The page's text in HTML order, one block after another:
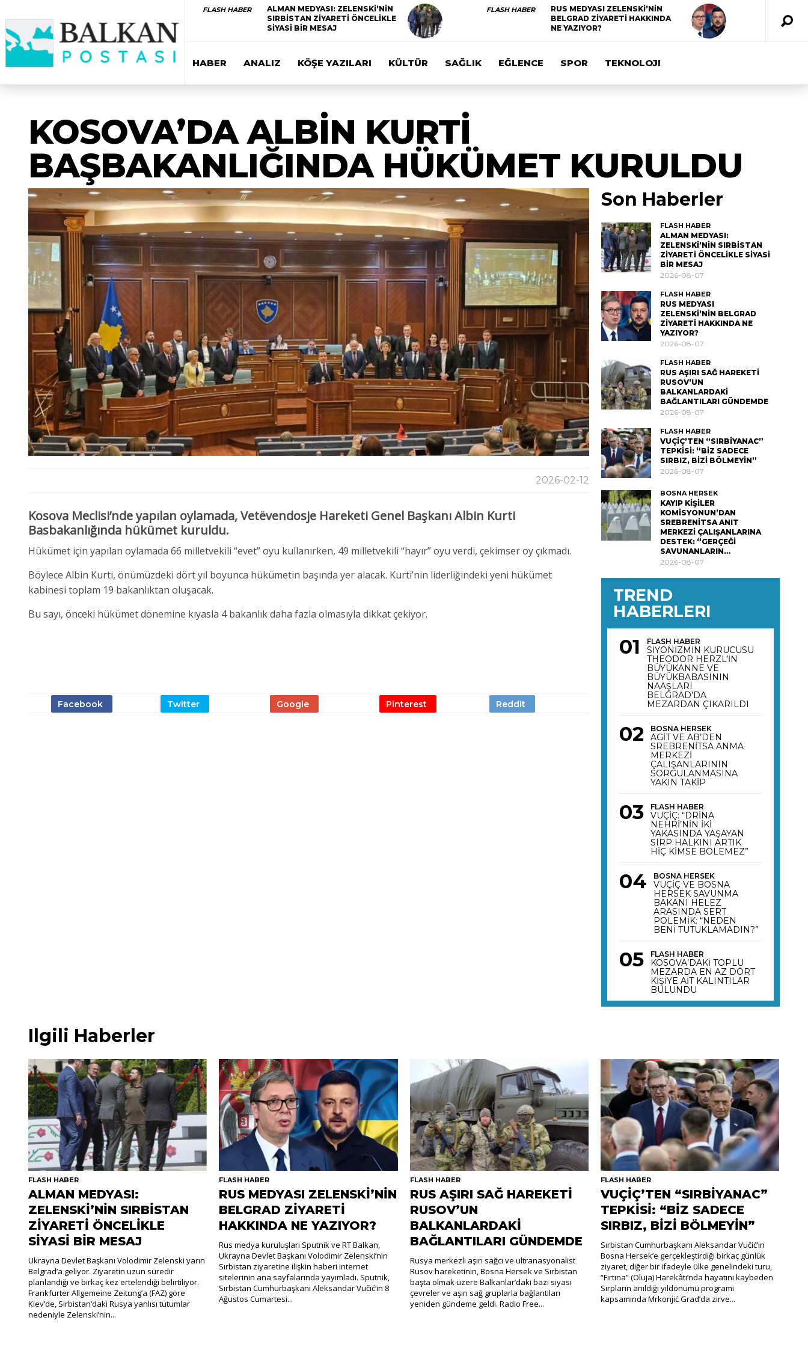
FLASH HABER
ALMAN MEDYASI: ZELENSKİ’NİN
SIRBİSTAN ZİYARETİ ÖNCELİKLE
SİYASİ BİR MESAJ
FLASH HABER
RUS MEDYASI ZELENSKİ’NİN
BELGRAD ZİYARETİ HAKKINDA
NE YAZIYOR?
HABER ANALIZ KÖŞE YAZILARI KÜLTÜR SAĞLIK EĞLENCE SPOR TEKNOLOJI
KOSOVA’DA ALBİN KURTİ
BAŞBAKANLIĞINDA HÜKÜMET KURULDU
2026-02-12
Kosova Meclisi’nde yapılan oylamada, Vetëvendosje Hareketi Genel Başkanı Albin Kurti
Basbakanlığında hükümet kuruldu.
Hükümet için yapılan oylamada 66 milletvekili “evet” oyu kullanırken, 49 milletvekili “hayır” oyu verdi, çekimser oy çıkmadı.
Böylece Albin Kurti, önümüzdeki dört yıl boyunca hükümetin başında yer alacak. Kurti’nin liderliğindeki yeni hükümet
kabinesi toplam 19 bakanlıktan oluşacak.
Bu sayı, önceki hükümet dönemine kıyasla 4 bakanlık daha fazla olmasıyla dikkat çekiyor.
Son Haberler
FLASH HABER
ALMAN MEDYASI:
ZELENSKİ’NİN SIRBİSTAN
ZİYARETİ ÖNCELİKLE SİYASİ
BİR MESAJ
2026-08-07
FLASH HABER
RUS MEDYASI
ZELENSKİ’NİN BELGRAD
ZİYARETİ HAKKINDA NE
YAZIYOR?
2026-08-07
FLASH HABER
RUS AŞIRI SAĞ HAREKETİ
RUSOV’UN
BALKANLARDAKİ
BAĞLANTILARI GÜNDEMDE
2026-08-07
FLASH HABER
VUÇİÇ’TEN “SIRBİYANAC”
TEPKİSİ: “BİZ SADECE
SIRBIZ, BİZİ BÖLMEYİN”
2026-08-07
BOSNA HERSEK
KAYIP KİŞİLER
KOMİSYONUN’DAN
SREBRENİTSA ANIT
MERKEZİ ÇALIŞANLARINA
DESTEK: “GERÇEĞİ
SAVUNANLARIN…
2026-08-07
TREND
HABERLERI
FLASH HABER
SİYONİZMİN KURUCUSU
THEODOR HERZL’İN
BÜYÜKANNE VE
BÜYÜKBABASININ
NAAŞLARI
BELGRAD’DA
MEZARDAN ÇIKARILDI
BOSNA HERSEK
AGİT VE AB’DEN
SREBRENİTSA ANMA
MERKEZİ
ÇALIŞANLARININ
SORGULANMASINA
YAKIN TAKİP
FLASH HABER
VUÇİÇ: “DRİNA
NEHRİ’NİN İKİ
YAKASINDA YAŞAYAN
SIRP HALKINI ARTIK
HİÇ KİMSE BÖLEMEZ”
BOSNA HERSEK
VUÇİÇ VE BOSNA
HERSEK SAVUNMA
BAKANI HELEZ
ARASINDA SERT
POLEMİK: “NEDEN
BENİ TUTUKLAMADIN?”
FLASH HABER
KOSOVA’DAKİ TOPLU
MEZARDA EN AZ DÖRT
KİŞİYE AİT KALINTILAR
BULUNDU
Ilgili Haberler
FLASH HABER
ALMAN MEDYASI:
ZELENSKİ’NİN SIRBİSTAN
ZİYARETİ ÖNCELİKLE
SİYASİ BİR MESAJ
Ukrayna Devlet Başkanı Volodimir Zelenski yarın
Belgrad’a geliyor. Ziyaretin uzun süredir
planlandığı ve birkaç kez ertelendiği belirtiliyor.
Frankfurter Allgemeine Zeitung’a (FAZ) göre
Kiev’de, Sırbistan’daki Rusya yanlısı tutumlar
nedeniyle Zelenski’nin...
FLASH HABER
RUS MEDYASI ZELENSKİ’NİN
BELGRAD ZİYARETİ
HAKKINDA NE YAZIYOR?
Rus medya kuruluşları Sputnik ve RT Balkan,
Ukrayna Devlet Başkanı Volodimir Zelenski’nin
Sırbistan ziyaretine ilişkin haberi internet
sitelerinin ana sayfalarında yayımladı. Sputnik,
Sırbistan Cumhurbaşkanı Aleksandar Vučić’in 8
Ağustos Cumartesi...
FLASH HABER
RUS AŞIRI SAĞ HAREKETİ
RUSOV’UN
BALKANLARDAKİ
BAĞLANTILARI GÜNDEMDE
Rusya merkezli aşırı sağcı ve ultranasyonalist
Rusov hareketinin, Bosna Hersek ve Sırbistan
başta olmak üzere Balkanlar’daki bazı siyasi
çevreler ve aşırı sağ gruplarla bağlantıları
yeniden gündeme geldi. Radio Free...
FLASH HABER
VUÇİÇ’TEN “SIRBİYANAC”
TEPKİSİ: “BİZ SADECE
SIRBIZ, BİZİ BÖLMEYİN”
Sırbistan Cumhurbaşkanı Aleksandar Vučić’in
Bosna Hersek’e gerçekleştirdiği birkaç günlük
ziyaret, diğer bir ifadeyle ülke genelindeki turu,
“Fırtına” (Oluja) Harekâtı’nda hayatını kaybeden
Sırpların anıldığı yıldönümü programı
kapsamında Mrkonjić Grad’da zirve...